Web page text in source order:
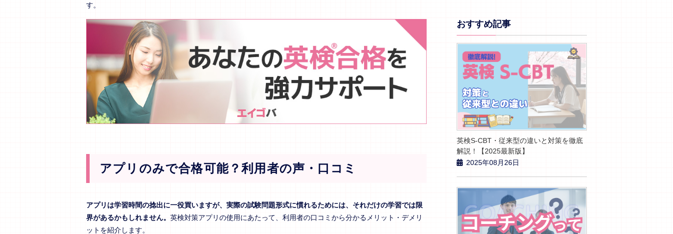
す。
アプリのみで合格可能？利用者の声・口コミ
アプリは学習時間の捻出に一役買いますが、実際の試験問題形式に慣れるためには、それだけの学習では限
界があるかもしれません。 英検対策アプリの使用にあたって、利用者の口コミから分かるメリット・デメリ
ットを紹介します。
おすすめ記事
英検S-CBT・従来型の違いと対策を徹底
解説！【2025最新版】
2025年08月26日